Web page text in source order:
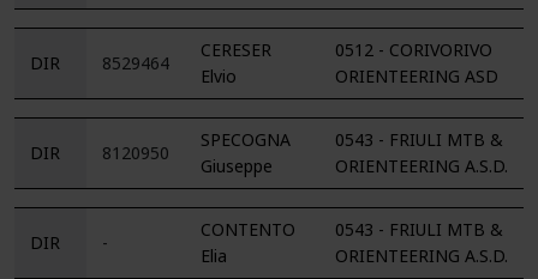
DIR 8529464
CERESER
Elvio
0512 - CORIVORIVO
ORIENTEERING ASD
DIR 8120950
SPECOGNA
Giuseppe
0543 - FRIULI MTB &
ORIENTEERING A.S.D.
DIR -
CONTENTO
Elia
0543 - FRIULI MTB &
ORIENTEERING A.S.D.